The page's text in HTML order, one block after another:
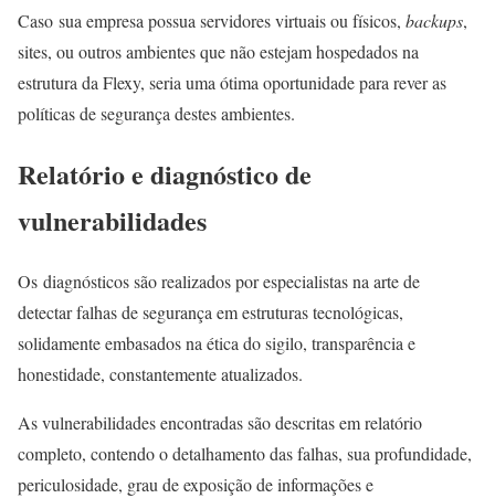
Caso sua empresa possua servidores virtuais ou físicos, backups,
sites, ou outros ambientes que não estejam hospedados na
estrutura da Flexy, seria uma ótima oportunidade para rever as
políticas de segurança destes ambientes.
Relatório e diagnóstico de
vulnerabilidades
Os diagnósticos são realizados por especialistas na arte de
detectar falhas de segurança em estruturas tecnológicas,
solidamente embasados na ética do sigilo, transparência e
honestidade, constantemente atualizados.
As vulnerabilidades encontradas são descritas em relatório
completo, contendo o detalhamento das falhas, sua profundidade,
periculosidade, grau de exposição de informações e